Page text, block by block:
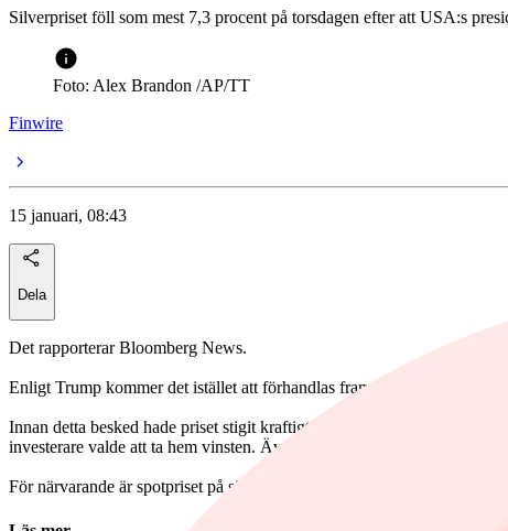
Silverpriset föll som mest 7,3 procent på torsdagen efter att USA:s
Foto: Alex Brandon /AP/TT
Finwire
15 januari, 08:43
Dela
Det rapporterar Bloomberg News.
Enligt Trump kommer det istället att förhandlas fram bilaterala avtal för
Innan detta besked hade priset stigit kraftigt under de fyra föregående
investerare valde att ta hem vinsten. Även guldet backade.
För närvarande är spotpriset på silver ned runt 3,5 procent till runt 90